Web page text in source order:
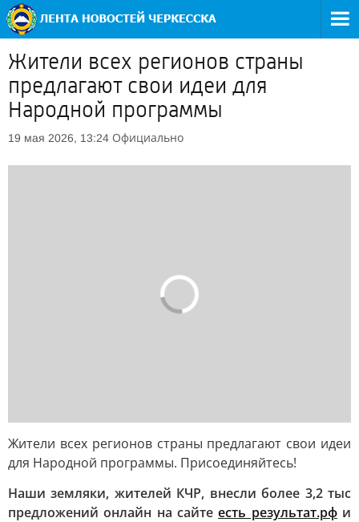
Жители всех регионов страны
предлагают свои идеи для
Народной программы
19 мая 2026, 13:24 Официально
Жители всех регионов страны предлагают свои идеи
для Народной программы. Присоединяйтесь!
Наши земляки, жителей КЧР, внесли более 3,2 тыс
предложений онлайн на сайтеесть результат.рфи